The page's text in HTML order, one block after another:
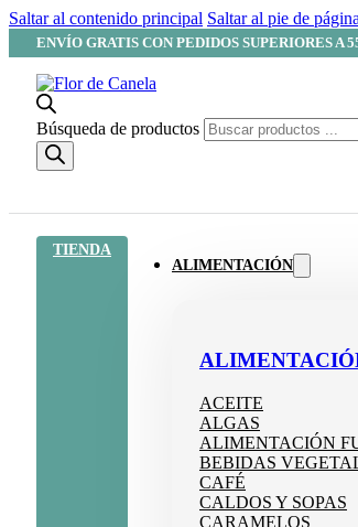
Saltar al contenido principal Saltar al pie de página
ENVÍO GRATIS CON PEDIDOS SUPERIORES A
Búsqueda de productos
TIENDA
ALIMENTACIÓN
ACEITE
ALGAS
ALIMENTACIÓN
BEBIDAS
CAFÉ
CALDOS Y SOPAS
CARAMELOS